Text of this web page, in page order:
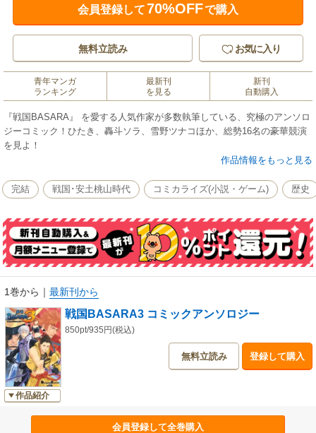
会員登録して70%OFFで購入
無料立読み お気に入り
青年マンガ
ランキング
最新刊
を見る
新刊
自動購入
『戦国BASARA』 を愛する人気作家が多数執筆している、究極のアンソロ
ジーコミック！ひたき、轟斗ソラ、雪野ツナコほか、総勢16名の豪華競演
を見よ！
作品情報をもっと見る
完結 戦国･安土桃山時代 コミカライズ(小説・ゲーム) 歴史
1巻から ｜ 最新刊から
作品紹介
戦国BASARA3 コミックアンソロジー
850pt/935円(税込)
無料立読み 登録して購入
会員登録して全巻購入